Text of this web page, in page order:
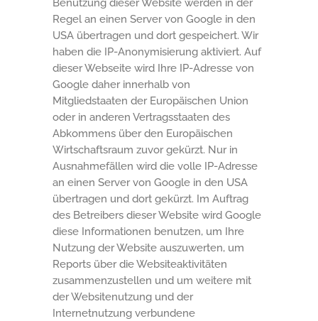
Benutzung dieser Website werden in der
Regel an einen Server von Google in den
USA übertragen und dort gespeichert. Wir
haben die IP-Anonymisierung aktiviert. Auf
dieser Webseite wird Ihre IP-Adresse von
Google daher innerhalb von
Mitgliedstaaten der Europäischen Union
oder in anderen Vertragsstaaten des
Abkommens über den Europäischen
Wirtschaftsraum zuvor gekürzt. Nur in
Ausnahmefällen wird die volle IP-Adresse
an einen Server von Google in den USA
übertragen und dort gekürzt. Im Auftrag
des Betreibers dieser Website wird Google
diese Informationen benutzen, um Ihre
Nutzung der Website auszuwerten, um
Reports über die Websiteaktivitäten
zusammenzustellen und um weitere mit
der Websitenutzung und der
Internetnutzung verbundene